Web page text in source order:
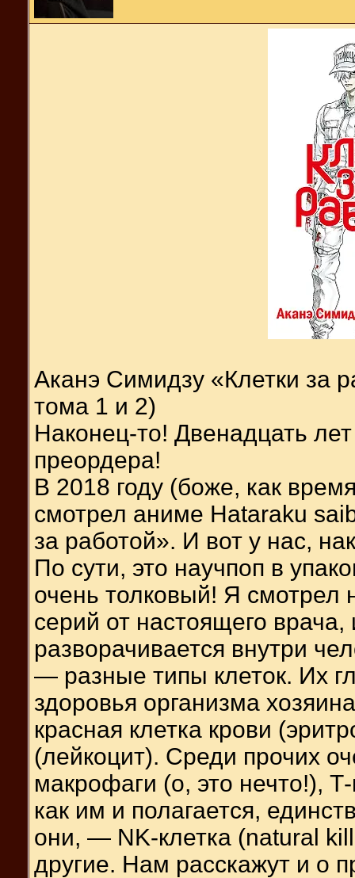
Аканэ Симидзу «Клетки за
тома 1 и 2)
Наконец-то! Двенадцать
преордера!
В 2018 году (боже, как
смотрел аниме Hataraku
за работой». И вот у нас,
По сути, это научпоп в
очень толковый! Я
серий от настоящего
разворачивается внутри
— разные типы клеток. Их
здоровья организма
красная клетка крови
(лейкоцит). Среди прочих
макрофаги (о, это нечто!),
как им и полагается,
они, — NK-клетка (natural
другие. Нам расскажут и о